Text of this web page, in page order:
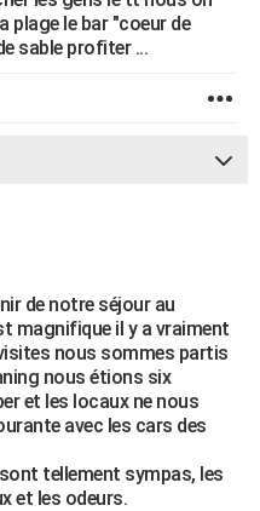
plage le bar "coeur de
sable profiter ...
de notre séjour au
magnifique il y a vraiment
nous sommes partis
nous étions six
et les locaux ne nous
avec les cars des
tellement sympas, les
et les odeurs.